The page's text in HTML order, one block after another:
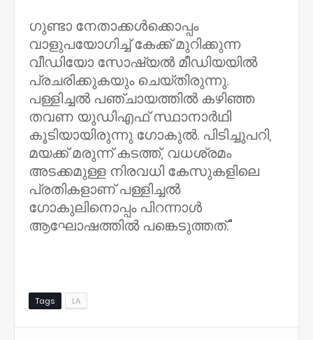
ഗുണ്ടാ നേതാക്കൾക്കൊപ്പം
വാളുപയോഗിച്ച് കേക്ക് മുറിക്കുന്ന
വീഡിയോ സോഷ്യൽ മീഡിയയിൽ
പ്രചരിക്കുകയും ചെയ്തിരുന്നു.
പള്ളിച്ചൽ പഞ്ചായത്തിൽ കഴിഞ്ഞ
തവണ യുഡിഎഫ് സ്ഥാനാർഥി
കൂടിയായിരുന്നു ഗോകുൽ. പിടിച്ചുപറി,
മയക്ക് മരുന്ന് കടത്ത്, വധശ്രമം
അടക്കമുള്ള നിരവധി കേസുകളിലെ
പ്രതികളാണ് പള്ളിച്ചൽ
ഗോകുലിനൊപ്പം പിറന്നാൾ
ആഘോഷത്തിൽ പങ്കെടുത്തത്."
Tags LA